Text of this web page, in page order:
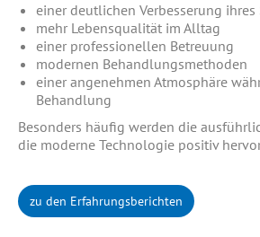
einer deutlichen Verbesserung ihres
mehr Lebensqualität im Alltag
einer professionellen Betreuung
modernen Behandlungsmethoden
einer angenehmen Atmosphäre
Behandlung
Besonders häufig werden die
die moderne Technologie positiv
zu den Erfahrungsberichten